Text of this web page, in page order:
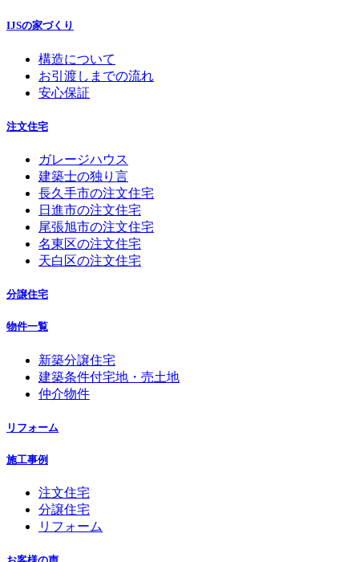
IJSの家づくり
構造について
お引渡しまでの流れ
安心保証
注文住宅
ガレージハウス
建築士の独り言
長久手市の注文住宅
日進市の注文住宅
尾張旭市の注文住宅
名東区の注文住宅
天白区の注文住宅
分譲住宅
物件一覧
新築分譲住宅
建築条件付宅地・売土地
仲介物件
リフォーム
施工事例
注文住宅
分譲住宅
リフォーム